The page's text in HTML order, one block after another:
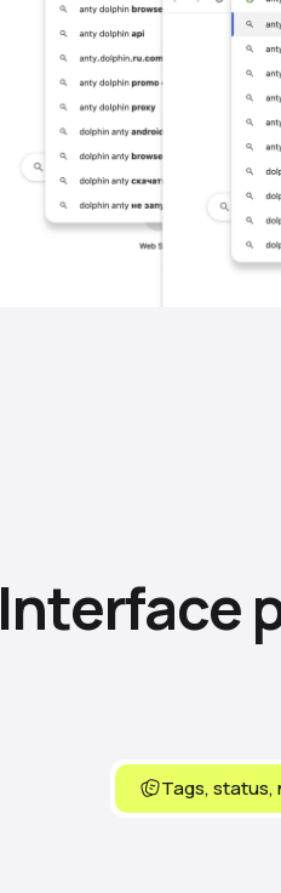
Interface
Tags, status,